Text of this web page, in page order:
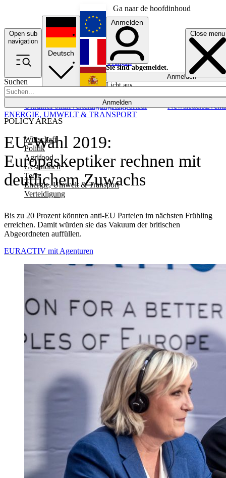
Ga naar de hoofdinhoud
Open sub
navigation
Close menu
Suchen
Anmelden
POLICY AREAS
Wirtschaft
Politik
Agrifood
Gesundheit
Tech
Energie, Umwelt & Transport
Verteidigung
UkrainePolitikVerteidigungRapporteur NewslettersEvents
Deutsch
English
Français
Anmelden
Sie sind abgemeldet.
Anmelden
Licht aus
EU-Wahl 2019:
Europaskeptiker rechnen mit
deutlichem Zuwachs
Bis zu 20 Prozent könnten anti-EU Parteien im nächsten Frühling
erreichen. Damit würden sie das Vakuum der britischen
Abgeordneten auffüllen.
ENERGIE, UMWELT & TRANSPORT
EURACTIV mit Agenturen